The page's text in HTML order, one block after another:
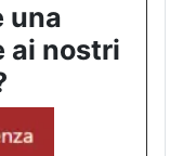
una
ai nostri